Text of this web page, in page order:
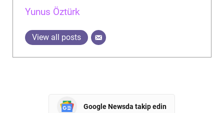
Yunus Öztürk
View all posts
Google Newsda takip edin